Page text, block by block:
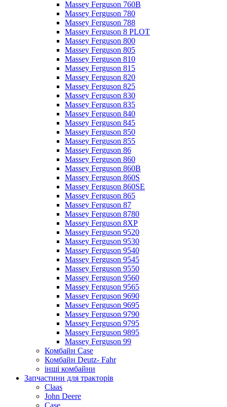
Massey Ferguson 760B
Massey Ferguson 780
Massey Ferguson 788
Massey Ferguson 8 PLOT
Massey Ferguson 800
Massey Ferguson 805
Massey Ferguson 810
Massey Ferguson 815
Massey Ferguson 820
Massey Ferguson 825
Massey Ferguson 830
Massey Ferguson 835
Massey Ferguson 840
Massey Ferguson 845
Massey Ferguson 850
Massey Ferguson 855
Massey Ferguson 86
Massey Ferguson 860
Massey Ferguson 860B
Massey Ferguson 860S
Massey Ferguson 860SE
Massey Ferguson 865
Massey Ferguson 87
Massey Ferguson 8780
Massey Ferguson 8XP
Massey Ferguson 9520
Massey Ferguson 9530
Massey Ferguson 9540
Massey Ferguson 9545
Massey Ferguson 9550
Massey Ferguson 9560
Massey Ferguson 9565
Massey Ferguson 9690
Massey Ferguson 9695
Massey Ferguson 9790
Massey Ferguson 9795
Massey Ferguson 9895
Massey Ferguson 99
Комбайн Case
Комбайн Deutz- Fahr
інші комбайни
Запчастини для тракторів
Claas
John Deere
Case